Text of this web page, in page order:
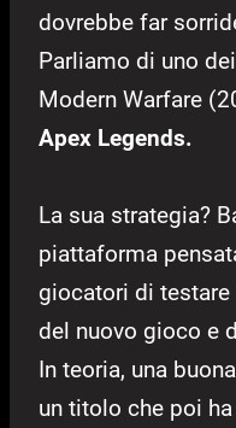
dovrebbe far
Parliamo di uno
Modern Warfare
Apex Legends.
La sua strategia?
piattaforma
giocatori di
del nuovo gioco e
In teoria, una
un titolo che poi